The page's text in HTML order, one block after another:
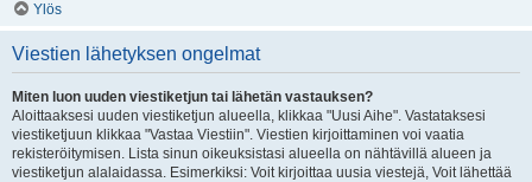
Ylös
Viestien lähetyksen ongelmat
Miten luon uuden viestiketjun tai lähetän vastauksen?
Aloittaaksesi uuden viestiketjun alueella, klikkaa "Uusi Aihe". Vastataksesi
viestiketjuun klikkaa "Vastaa Viestiin". Viestien kirjoittaminen voi vaatia
rekisteröitymisen. Lista sinun oikeuksistasi alueella on nähtävillä alueen ja
viestiketjun alalaidassa. Esimerkiksi: Voit kirjoittaa uusia viestejä, Voit lähettää